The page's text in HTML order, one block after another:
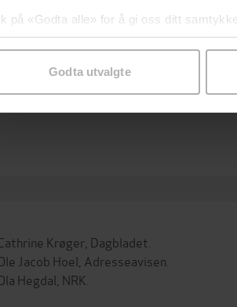
på «Godta alle» for å gi oss ditt
til spesifikke formål ved å klikke
Godta utvalgte
Utgitt 26.05.2026
Sjanger
Krøger, Dagbladet.
Jacob Hoel, Adresseavisen.
Hegdal, NRK.